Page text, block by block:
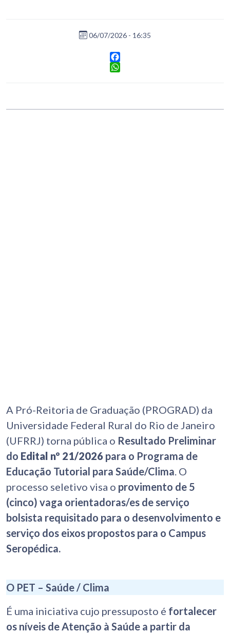
06/07/2026 - 16:35
Facebook
A Pró-Reitoria de Graduação (PROGRAD) da
Universidade Federal Rural do Rio de Janeiro
(UFRRJ) torna pública o Resultado Preliminar
do Edital nº 21/2026 para o Programa de
Educação Tutorial para Saúde/Clima . O
processo seletivo visa o provimento de 5
(cinco) vaga orientadoras/es de serviço
bolsista requisitado para o desenvolvimento e
serviço dos eixos propostos para o Campus
Seropédica.
O PET – Saúde / Clima
É uma iniciativa cujo pressuposto é fortalecer
os níveis de Atenção à Saúde a partir da